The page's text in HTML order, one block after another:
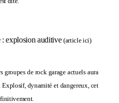
: explosion auditive (article ici)
groupes de rock garage actuels aura
Explosif, dynamité et dangereux, cet